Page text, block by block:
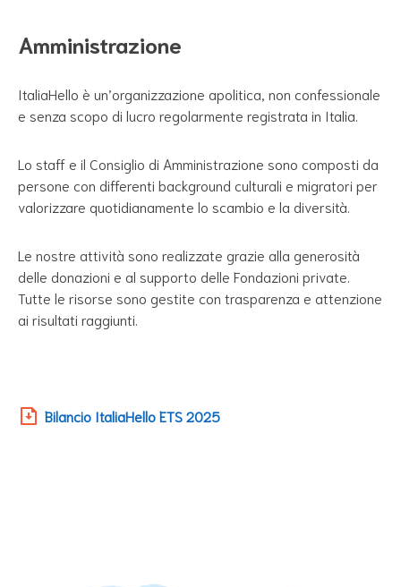
Amministrazione
ItaliaHello è un’organizzazione apolitica, non confessionale
e senza scopo di lucro regolarmente registrata in Italia.
Lo staff e il Consiglio di Amministrazione sono composti da
persone con differenti background culturali e migratori per
valorizzare quotidianamente lo scambio e la diversità.
Le nostre attività sono realizzate grazie alla generosità
delle donazioni e al supporto delle Fondazioni private.
Tutte le risorse sono gestite con trasparenza e attenzione
ai risultati raggiunti.
Bilancio ItaliaHello ETS 2025